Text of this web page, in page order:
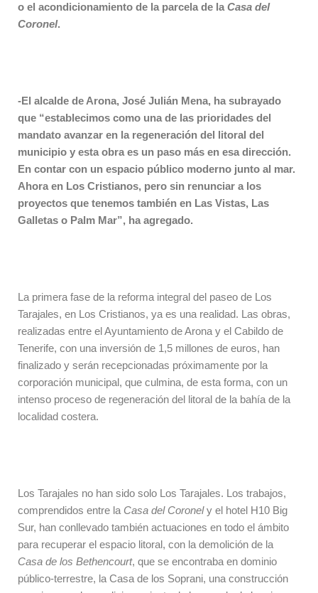
o el acondicionamiento de la parcela de la Casa del
Coronel.
-El alcalde de Arona, José Julián Mena, ha subrayado
que “establecimos como una de las prioridades del
mandato avanzar en la regeneración del litoral del
municipio y esta obra es un paso más en esa dirección.
En contar con un espacio público moderno junto al mar.
Ahora en Los Cristianos, pero sin renunciar a los
proyectos que tenemos también en Las Vistas, Las
Galletas o Palm Mar”, ha agregado.
La primera fase de la reforma integral del paseo de Los
Tarajales, en Los Cristianos, ya es una realidad. Las obras,
realizadas entre el Ayuntamiento de Arona y el Cabildo de
Tenerife, con una inversión de 1,5 millones de euros, han
finalizado y serán recepcionadas próximamente por la
corporación municipal, que culmina, de esta forma, con un
intenso proceso de regeneración del litoral de la bahía de la
localidad costera.
Los Tarajales no han sido solo Los Tarajales. Los trabajos,
comprendidos entre la Casa del Coronely el hotel H10 Big
Sur, han conllevado también actuaciones en todo el ámbito
para recuperar el espacio litoral, con la demolición de la
Casa de los Bethencourt, que se encontraba en dominio
público-terrestre, la Casa de los Soprani, una construcción